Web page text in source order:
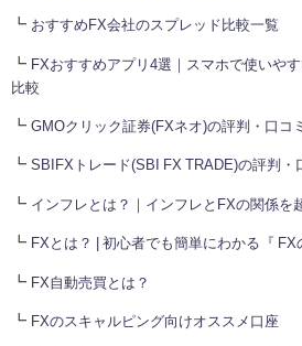
┗ おすすめFX会社のスプレッド比較一覧
┗ FXおすすめアプリ4選｜スマホで使いや
比較
┗ GMOクリック証券(FXネオ)の評判・口コミ
┗ SBIFXトレード(SBI FX TRADE)の評判・
┗ インフレとは？｜インフレとFXの関係を
┗ FXとは？ | 初心者でも簡単にわかる『 FX
┗ FX自動売買とは？
┗ FXのスキャルピング向けオススメ口座